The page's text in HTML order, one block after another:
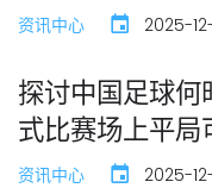
资讯中心 2025-
探讨中国足球
式比赛场上平局
资讯中心 2025-12-